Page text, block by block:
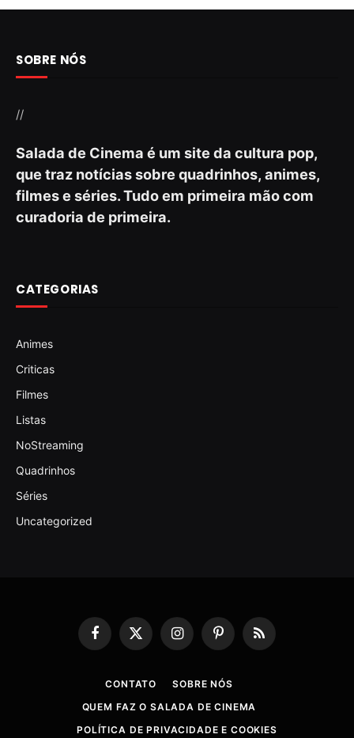
SOBRE NÓS
//
Salada de Cinema é um site da cultura pop,
que traz notícias sobre quadrinhos, animes,
filmes e séries. Tudo em primeira mão com
curadoria de primeira.
CATEGORIAS
Animes
Criticas
Filmes
Listas
NoStreaming
Quadrinhos
Séries
Uncategorized
Facebook
X
(Twitter)
InstagramPinterestRSS
CONTATO
SOBRE NÓS
QUEM FAZ O SALADA DE CINEMA
POLÍTICA DE PRIVACIDADE E COOKIES